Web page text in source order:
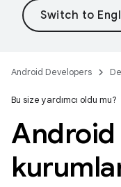
Android Developers
Bu size yardımcı oldu mu?
Android